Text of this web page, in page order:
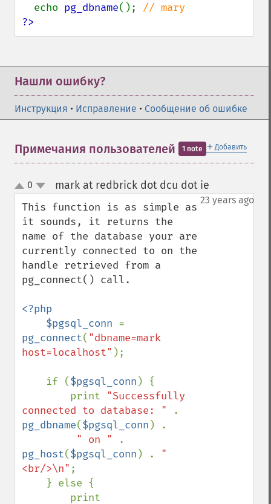
  echo
pg_dbname();
?>
Нашли ошибку?
Инструкция • Исправление • Сообщение об ошибке
＋ Добавить
Примечания пользователей 1 note
up
down
0 mark at redbrick dot dcu dot ie
23 years ago
This function is as simple as
it sounds, it returns the
name of the database your are
currently connected to on the
handle retrieved from a
pg_connect() call.
<?php
    $pgsql_conn
pg_connect( "dbname=mark
host=localhost" );
    if (
$pgsql_conn ) {
        print
"Successfully
connected to database: "
pg_dbname($pgsql_conn ) .
" on "
pg_host($pgsql_conn ) . "
<br/>\n" ;